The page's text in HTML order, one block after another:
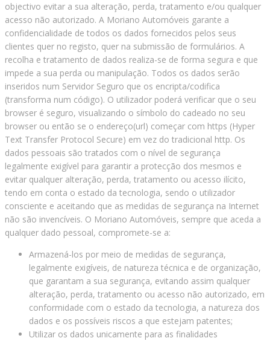
objectivo evitar a sua alteração, perda, tratamento e/ou qualquer
acesso não autorizado. A Moriano Automóveis garante a
confidencialidade de todos os dados fornecidos pelos seus
clientes quer no registo, quer na submissão de formulários. A
recolha e tratamento de dados realiza-se de forma segura e que
impede a sua perda ou manipulação. Todos os dados serão
inseridos num Servidor Seguro que os encripta/codifica
(transforma num código). O utilizador poderá verificar que o seu
browser é seguro, visualizando o símbolo do cadeado no seu
browser ou então se o endereço(url) começar com https (Hyper
Text Transfer Protocol Secure) em vez do tradicional http. Os
dados pessoais são tratados com o nível de segurança
legalmente exigível para garantir a protecção dos mesmos e
evitar qualquer alteração, perda, tratamento ou acesso ilícito,
tendo em conta o estado da tecnologia, sendo o utilizador
consciente e aceitando que as medidas de segurança na Internet
não são invencíveis. O Moriano Automóveis, sempre que aceda a
qualquer dado pessoal, compromete-se a:
Armazená-los por meio de medidas de segurança,
legalmente exigíveis, de natureza técnica e de organização,
que garantam a sua segurança, evitando assim qualquer
alteração, perda, tratamento ou acesso não autorizado, em
conformidade com o estado da tecnologia, a natureza dos
dados e os possíveis riscos a que estejam patentes;
Utilizar os dados unicamente para as finalidades